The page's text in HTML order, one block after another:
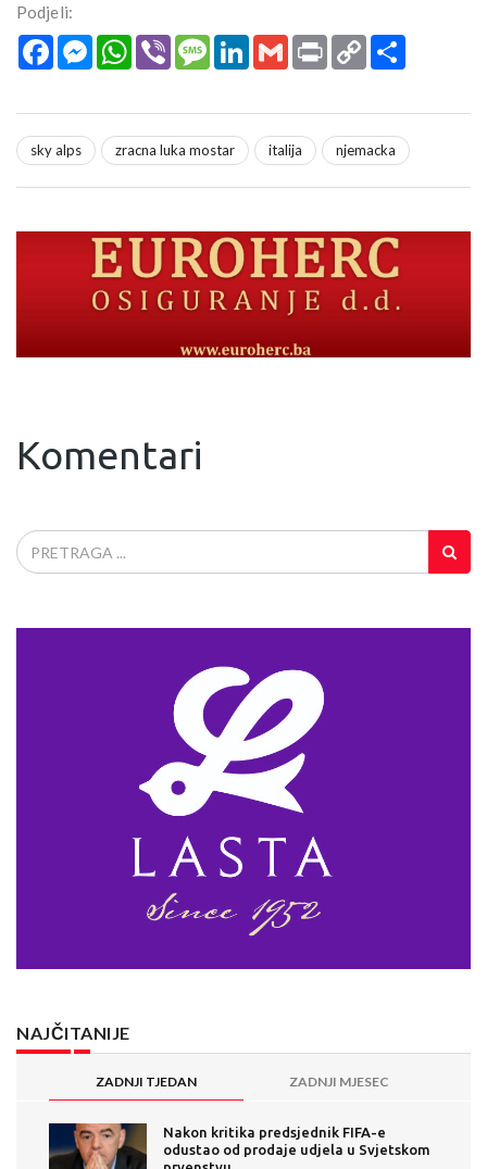
Podjeli:
FacebookMessengerWhatsApp
Viber MessageLinkedInGmail Print Copy
Link
sky alps zracna luka mostar italija njemacka
Komentari
NAJČITANIJE
ZADNJI TJEDAN ZADNJI MJESEC
Nakon kritika predsjednik FIFA-e
odustao od prodaje udjela u Svjetskom